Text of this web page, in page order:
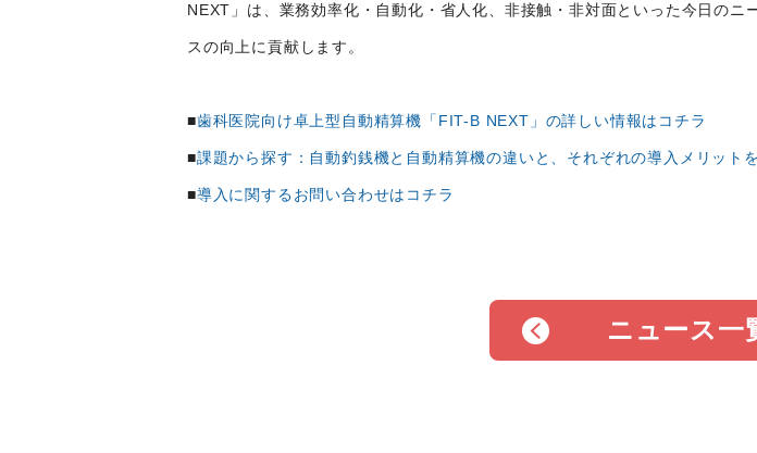
NEXT」は、業務効率化・自動化・省人化、非接触・非対面といった今日の
スの向上に貢献します。
■歯科医院向け卓上型自動精算機「FIT-B NEXT」の詳しい情報はコチラ
■課題から探す：自動釣銭機と自動精算機の違いと、それぞれの導入メリット
■導入に関するお問い合わせはコチラ
ニュース一